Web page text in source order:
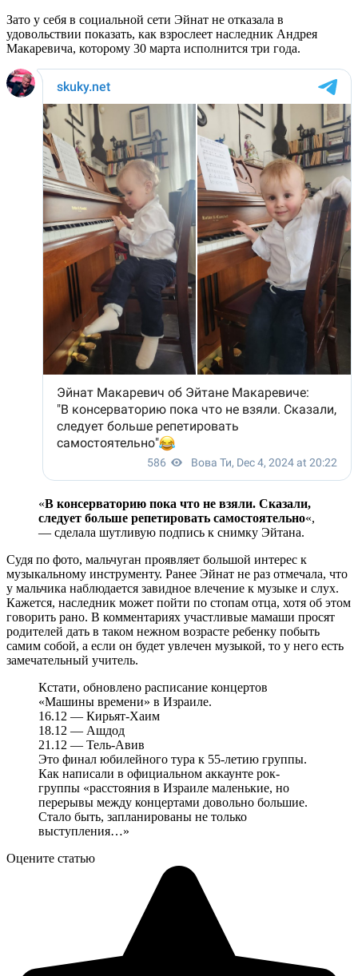
Зато у себя в социальной сети Эйнат не отказала в
удовольствии показать, как взрослеет наследник Андрея
Макаревича, которому 30 марта исполнится три года.
«В консерваторию пока что не взяли. Сказали,
следует больше репетировать самостоятельно«,
— сделала шутливую подпись к снимку Эйтана.
Судя по фото, мальчуган проявляет большой интерес к
музыкальному инструменту. Ранее Эйнат не раз отмечала, что
у мальчика наблюдается завидное влечение к музыке и слух.
Кажется, наследник может пойти по стопам отца, хотя об этом
говорить рано. В комментариях участливые мамаши просят
родителей дать в таком нежном возрасте ребенку побыть
самим собой, а если он будет увлечен музыкой, то у него есть
замечательный учитель.
Кстати, обновлено расписание концертов
«Машины времени» в Израиле.
16.12 — Кирьят-Хаим
18.12 — Ашдод
21.12 — Тель-Авив
Это финал юбилейного тура к 55-летию группы.
Как написали в официальном аккаунте рок-
группы «расстояния в Израиле маленькие, но
перерывы между концертами довольно большие.
Стало быть, запланированы не только
выступления…»
Оцените статью